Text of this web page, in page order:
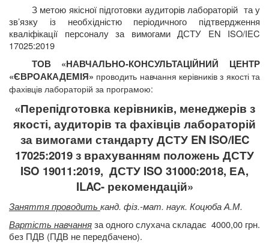
З метою якісної підготовки аудиторів лабораторій та у
зв’язку із необхідністю періодичного підтвердження
кваліфікації персоналу за вимогами ДСТУ EN ISO/IEC
17025:2019
ТОВ «НАВЧАЛЬНО-КОНСУЛЬТАЦІЙНИЙ ЦЕНТР
«ЄВРОАКАДЕМІЯ» проводить навчання керівників з якості та
фахівців лабораторій за програмою:
«Перепідготовка керівників, менеджерів з
якості, аудиторів та фахівців лабораторій
за вимогами стандарту ДСТУ EN ISO/IEC
17025:2019 з врахуванням положень ДСТУ
ISO 19011:2019, ДСТУ ISO 31000:2018, ЕА,
ILAC- рекомендацій»
Заняття проводить канд. фіз.-мат. наук. Коцюба А.М.
Вартість навчанняза одного слухача складає 4000,00 грн.
без ПДВ (ПДВ не передбачено).